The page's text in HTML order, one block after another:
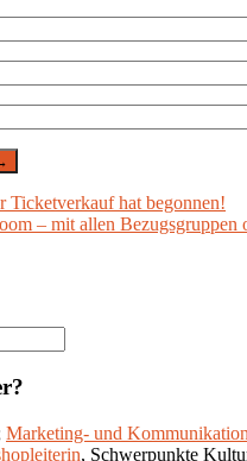
Ticketverkauf hat begonnen!
– mit allen Bezugsgruppen
Marketing- und
, Schwerpunkte